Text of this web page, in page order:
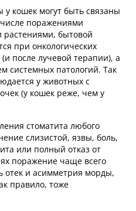
кошек могут быть связаны
поражениями
растениями, бытовой
при онкологических
после лучевой терапии), а
системных патологий. Так
у животных с
(у кошек реже, чем у
стоматита любого
слизистой, язвы, боль,
или полный отказ от
поражение чаще всего
отек и асимметрия морды,
правило, тоже